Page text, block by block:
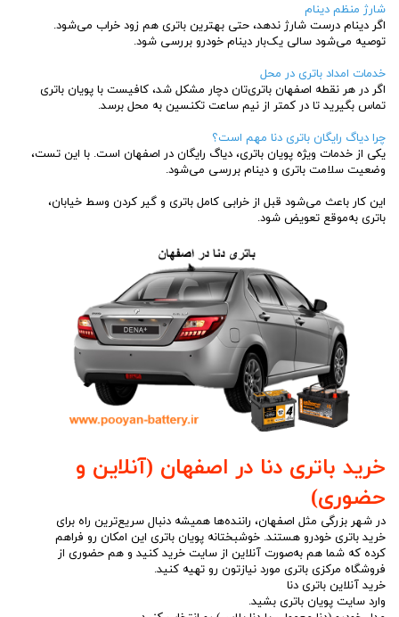
شارژ منظم دینام
اگر دینام درست شارژ ندهد، حتی بهترین باتری هم زود خراب می‌شود.
توصیه می‌شود سالی یک‌بار دینام خودرو بررسی شود.
خدمات امداد باتری در محل
اگر در هر نقطه اصفهان باتری‌تان دچار مشکل شد، کافیست با پویان باتری
تماس بگیرید تا در کمتر از نیم ساعت تکنسین به محل برسد.
چرا دیاگ رایگان باتری دنا مهم است؟
یکی از خدمات ویژه پویان باتری، دیاگ رایگان در اصفهان است. با این تست،
وضعیت سلامت باتری و دینام بررسی می‌شود.
این کار باعث می‌شود قبل از خرابی کامل باتری و گیر کردن وسط خیابان،
باتری به‌موقع تعویض شود.
خرید باتری دنا در اصفهان (آنلاین و
حضوری)
در شهر بزرگی مثل اصفهان، راننده‌ها همیشه دنبال سریع‌ترین راه برای
خرید باتری خودرو هستند. خوشبختانه پویان باتری این امکان رو فراهم
کرده که شما هم به‌صورت آنلاین از سایت خرید کنید و هم حضوری از
فروشگاه مرکزی باتری مورد نیازتون رو تهیه کنید.
خرید آنلاین باتری دنا
وارد سایت پویان باتری بشید.